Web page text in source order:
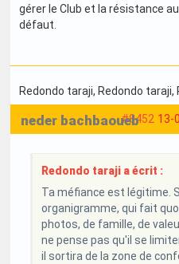
gérer le Club et la résistance
défaut.
Redondo taraji, Redondo taraji,
#8452 13-
neder bachbaoueb
Redondo taraji a écrit :
Ta méfiance est légitime.
organigramme, qui fait
photos, de famille, de
ne pense pas qu'il se
il sortira de la zone de